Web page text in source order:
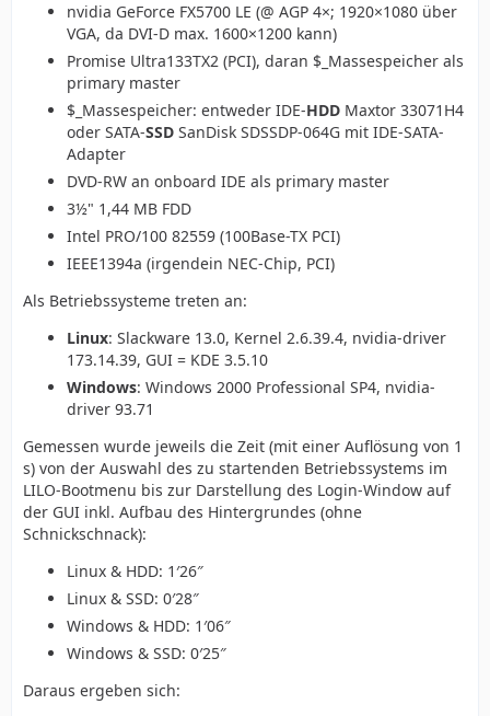
nvidia GeForce FX5700 LE (@ AGP 4×; 1920×1080 über
VGA, da DVI-D max. 1600×1200 kann)
Promise Ultra133TX2 (PCI), daran $_Massespeicher als
primary master
$_Massespeicher: entweder IDE-HDD Maxtor 33071H4
oder SATA-SSD SanDisk SDSSDP-064G mit IDE-SATA-
Adapter
DVD-RW an onboard IDE als primary master
3½" 1,44 MB FDD
Intel PRO/100 82559 (100Base-TX PCI)
IEEE1394a (irgendein NEC-Chip, PCI)
Als Betriebssysteme treten an:
Linux: Slackware 13.0, Kernel 2.6.39.4, nvidia-driver
173.14.39, GUI = KDE 3.5.10
Windows: Windows 2000 Professional SP4, nvidia-
driver 93.71
Gemessen wurde jeweils die Zeit (mit einer Auflösung von 1
s) von der Auswahl des zu startenden Betriebssystems im
LILO-Bootmenu bis zur Darstellung des Login-Window auf
der GUI inkl. Aufbau des Hintergrundes (ohne
Schnickschnack):
Linux & HDD: 1′26″
Linux & SSD: 0′28″
Windows & HDD: 1′06″
Windows & SSD: 0′25″
Daraus ergeben sich: